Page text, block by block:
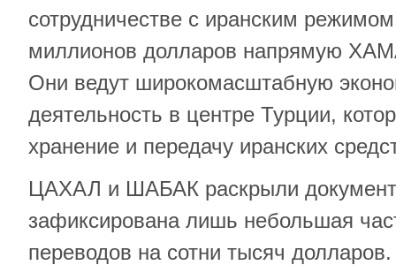
сотрудничестве с иранским
миллионов долларов напрямую
Они ведут широкомасштабную
деятельность в центре Турции,
хранение и передачу иранских
ЦАХАЛ и ШАБАК раскрыли
зафиксирована лишь небольшая
переводов на сотни тысяч